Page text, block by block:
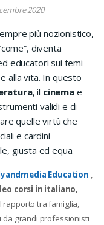
2020
più nozionistico,
diventa
educatori sui temi
alla vita. In questo
, il cinema e
validi e di
quelle virtù che
e cardini
giusta ed equa.
Education ,
corsi in italiano,
rapporto tra famiglia,
da grandi professionisti